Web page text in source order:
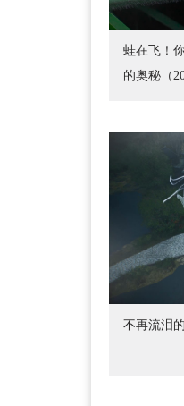
蛙在飞！
的奥秘（
不再流泪